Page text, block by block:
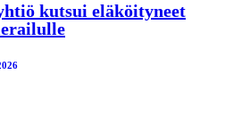
kutsui eläköityneet